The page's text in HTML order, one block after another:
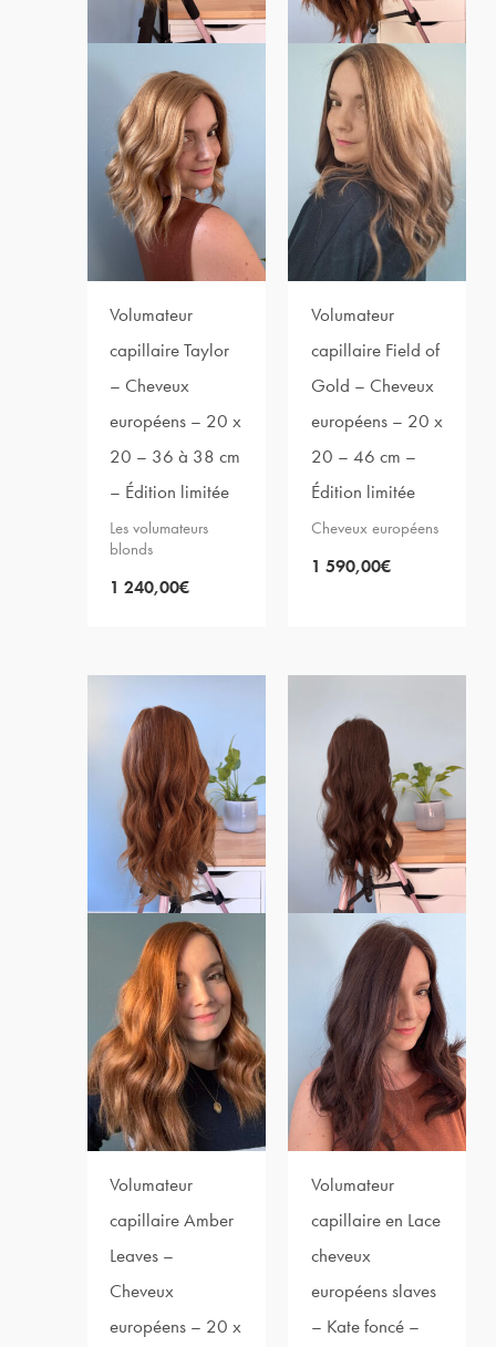
Volumateur
capillaire Taylor
– Cheveux
européens – 20 x
20 – 36 à 38 cm
– Édition limitée
Les volumateurs
blonds
1 240,00€
Volumateur
capillaire Field of
Gold – Cheveux
européens – 20 x
20 – 46 cm –
Édition limitée
Cheveux européens
1 590,00€
Volumateur
capillaire Amber
Leaves –
Cheveux
européens – 20 x
Volumateur
capillaire en Lace
cheveux
européens slaves
– Kate foncé –